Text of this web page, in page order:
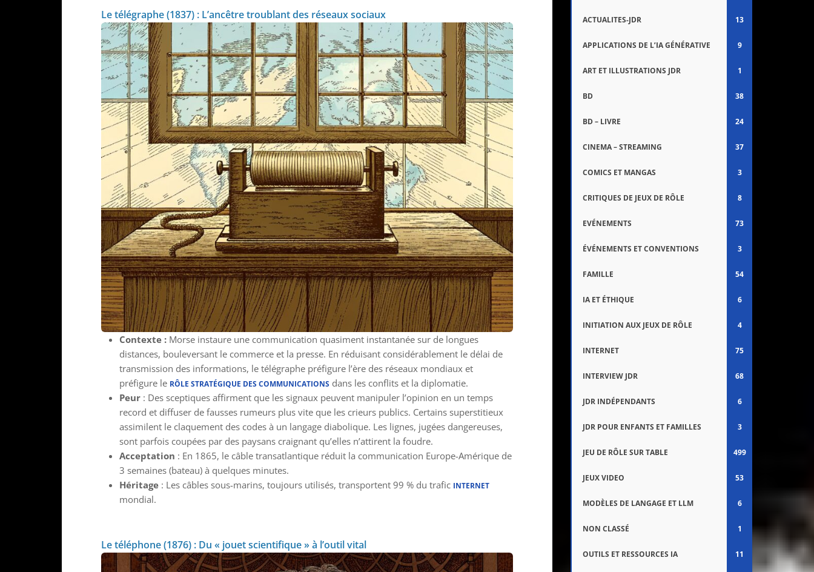
Le télégraphe (1837) : L’ancêtre troublant des réseaux sociaux
Contexte : Morse instaure une communication quasiment instantanée sur de longues
distances, bouleversant le commerce et la presse. En réduisant considérablement le délai de
transmission des informations, le télégraphe préfigure l’ère des réseaux mondiaux et
préfigure le RÔLE STRATÉGIQUE DES COMMUNICATIONS dans les conflits et la diplomatie.
Peur : Des sceptiques affirment que les signaux peuvent manipuler l’opinion en un temps
record et diffuser de fausses rumeurs plus vite que les crieurs publics. Certains superstitieux
assimilent le claquement des codes à un langage diabolique. Les lignes, jugées dangereuses,
sont parfois coupées par des paysans craignant qu’elles n’attirent la foudre.
Acceptation : En 1865, le câble transatlantique réduit la communication Europe-Amérique de
3 semaines (bateau) à quelques minutes.
Héritage : Les câbles sous-marins, toujours utilisés, transportent 99 % du trafic INTERNET
mondial.
Le téléphone (1876) : Du « jouet scientifique » à l’outil vital
ACTUALITES-JDR 13
APPLICATIONS DE L’IA GÉNÉRATIVE 9
ART ET ILLUSTRATIONS JDR 1
BD 38
BD – LIVRE 24
CINEMA – STREAMING 37
COMICS ET MANGAS 3
CRITIQUES DE JEUX DE RÔLE 8
EVÉNEMENTS 73
ÉVÉNEMENTS ET CONVENTIONS 3
FAMILLE 54
IA ET ÉTHIQUE 6
INITIATION AUX JEUX DE RÔLE 4
INTERNET 75
INTERVIEW JDR 68
JDR INDÉPENDANTS 6
JDR POUR ENFANTS ET FAMILLES 3
JEU DE RÔLE SUR TABLE 499
JEUX VIDEO 53
MODÈLES DE LANGAGE ET LLM 6
NON CLASSÉ 1
OUTILS ET RESSOURCES IA 11